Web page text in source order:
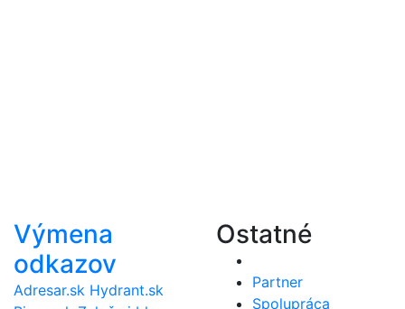
Výmena
odkazov
Adresar.sk Hydrant.sk
Ostatné
Partner
Spolupráca